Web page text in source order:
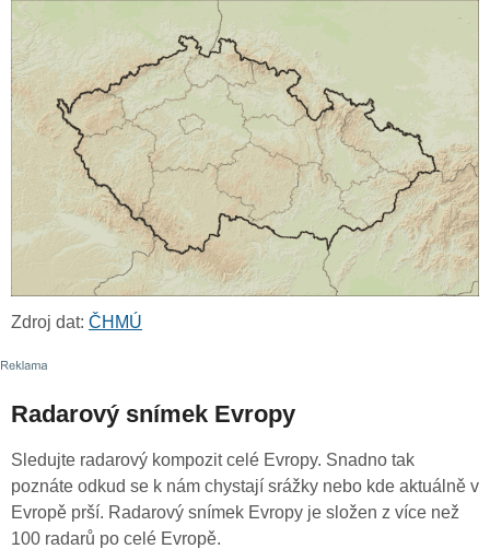
Zdroj dat: ČHMÚ
Radarový snímek Evropy
Sledujte radarový kompozit celé Evropy. Snadno tak
poznáte odkud se k nám chystají srážky nebo kde aktuálně v
Evropě prší. Radarový snímek Evropy je složen z více než
100 radarů po celé Evropě.